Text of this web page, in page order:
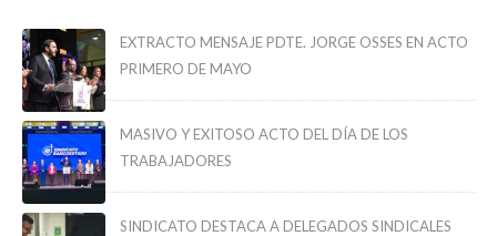
EXTRACTO MENSAJE PDTE. JORGE OSSES EN ACTO
PRIMERO DE MAYO
MASIVO Y EXITOSO ACTO DEL DÍA DE LOS
TRABAJADORES
SINDICATO DESTACA A DELEGADOS SINDICALES